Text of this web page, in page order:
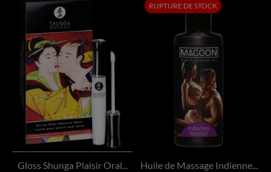
Gloss Shunga Plaisir Oral... Huile de Massage Indienne...
RUPTURE DE STOCK